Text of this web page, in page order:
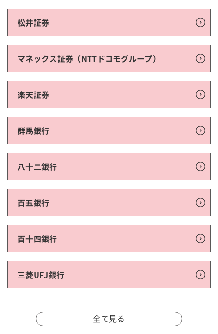
松井証券
マネックス証券（NTTドコモグループ）
楽天証券
群馬銀行
八十二銀行
百五銀行
百十四銀行
三菱UFJ銀行
全て見る